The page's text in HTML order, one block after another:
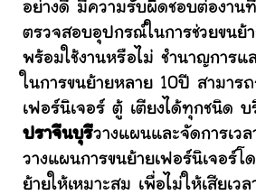
อย่างดี มีความรับผิดชอบต่องาน
ตรวจสอบอุปกรณ์ในการช่วยขนย้
พร้อมใช้งานหรือไม่ ชำนาญการ
ในการขนย้ายหลาย 10ปี สามาร
เฟอร์นิเจอร์ ตู้ เตียงได้ทุกชนิด บ
ปราจีนบุรีวางแผนและจัดการเว
วางแผนการขนย้ายเฟอร์นิเจอร์โ
ย้ายให้เหมาะสม เพื่อไม่ให้เสียเว